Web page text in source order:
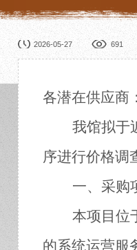
临时展览
园林展览
在线展厅
2026-05-27 691
各潜在供应商：
我馆拟于
序进行价格调
一、采购
本项目位
的系统运营服